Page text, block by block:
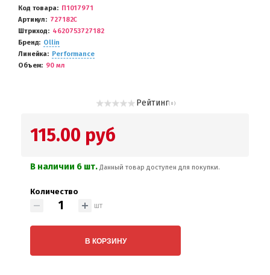
Код товара
П1017971
Артикул
727182С
Штриход
4620753727182
Бренд
Ollin
Линейка
Performance
Объем
90 мл
Рейтинг( 0 )
115.00 руб
В наличии 6 шт. Данный товар доступен для покупки.
Количество
шт
В КОРЗИНУ